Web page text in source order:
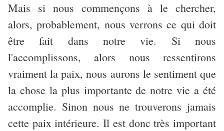
Mais si nous commençons à le chercher,
alors, probablement, nous verrons ce qui doit
être fait dans notre vie. Si nous
l'accomplissons, alors nous ressentirons
vraiment la paix, nous aurons le sentiment que
la chose la plus importante de notre vie a été
accomplie. Sinon nous ne trouverons jamais
cette paix intérieure. Il est donc très important